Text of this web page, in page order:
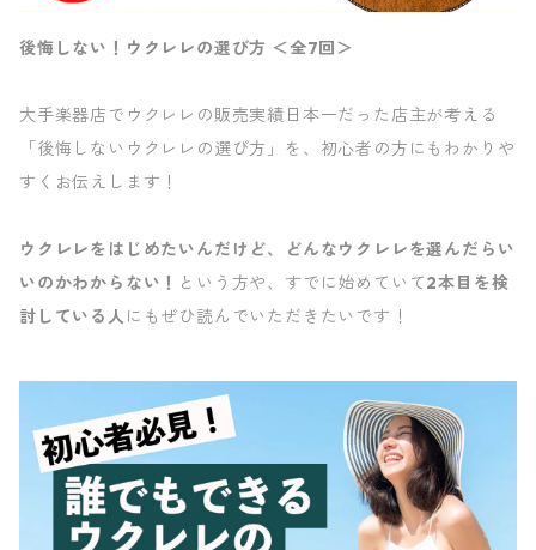
後悔しない！ウクレレの選び方 ＜全7回＞
大手楽器店でウクレレの販売実績日本一だった店主が考える
「後悔しないウクレレの選び方」を、初心者の方にもわかりや
すくお伝えします！
ウクレレをはじめたいんだけど、どんなウクレレを選んだらい
いのかわからない！ という方や、すでに始めていて2本目を検
討している人 にもぜひ読んでいただきたいです！